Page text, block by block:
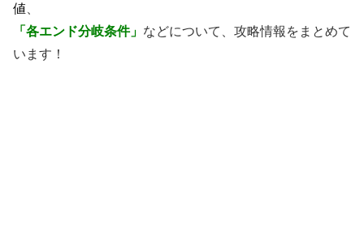
値
「各エンド分岐条件」 などについて、攻略情報をまとめて
います！